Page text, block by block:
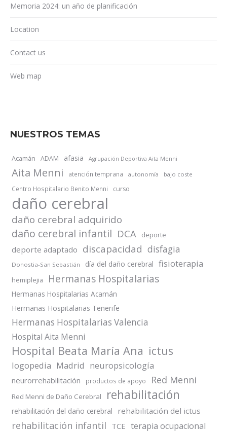
Memoria 2024: un año de planificación
Location
Contact us
Web map
NUESTROS TEMAS
Acamán ADAM afasia Agrupación Deportiva Aita Menni
Aita Menni atención temprana autonomía bajo coste
Centro Hospitalario Benito Menni curso
daño cerebral
daño cerebral adquirido
daño cerebral infantil DCA deporte
deporte adaptado discapacidad disfagia
Donostia-San Sebastián día del daño cerebral fisioterapia
hemiplejia Hermanas Hospitalarias
Hermanas Hospitalarias Acamán
Hermanas Hospitalarias Tenerife
Hermanas Hospitalarias Valencia
Hospital Aita Menni
Hospital Beata María Ana ictus
logopedia Madrid neuropsicología
neurorrehabilitación productos de apoyo Red Menni
Red Menni de Daño Cerebral rehabilitación
rehabilitación del daño cerebral rehabilitación del ictus
rehabilitación infantil TCE terapia ocupacional